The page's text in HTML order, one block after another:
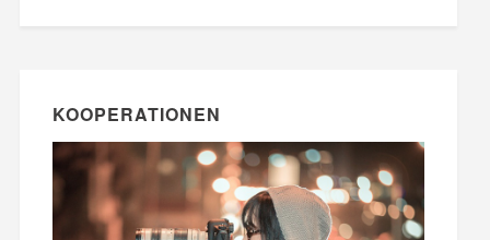
KOOPERATIONEN